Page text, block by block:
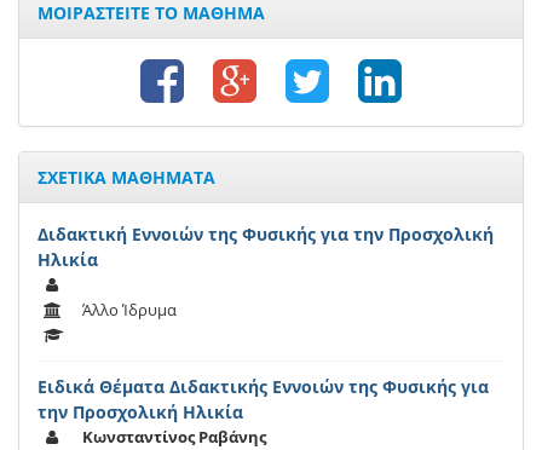
ΜΟΙΡΑΣΤΕΙΤΕ ΤΟ ΜΑΘΗΜΑ
ΣΧΕΤΙΚΑ ΜΑΘΗΜΑΤΑ
Διδακτική Εννοιών της Φυσικής για την Προσχολική
Ηλικία
Άλλο Ίδρυμα
Ειδικά Θέματα Διδακτικής Εννοιών της Φυσικής για
την Προσχολική Ηλικία
Κωνσταντίνος Ραβάνης